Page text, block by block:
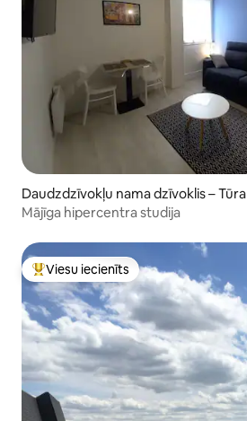
Daudzdzīvokļu nama dzīvoklis – Tūra
Mājīga hipercentra studija
Populārs viesu iecienīts mājoklis
Viesu iecienīts